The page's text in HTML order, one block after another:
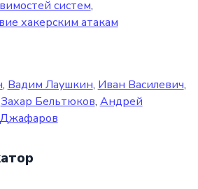
систем,
хакерским атакам
, Вадим Лаушкин, Иван Василевич,
Захар Бельтюков, Андрей